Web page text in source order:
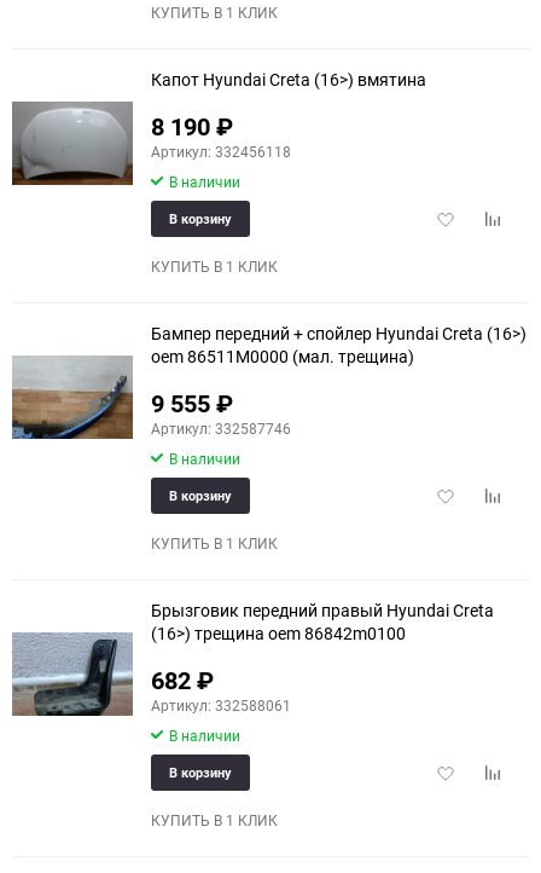
КУПИТЬ В 1 КЛИК
Капот Hyundai Creta (16>) вмятина
8 190₽
Артикул: 332456118
В наличии
Добавить
В корзину
КУПИТЬ В 1 КЛИК
Бампер передний + спойлер Hyundai Creta (16>)
oem 86511M0000 (мал. трещина)
9 555₽
Артикул: 332587746
В наличии
Добавить
В корзину
КУПИТЬ В 1 КЛИК
Брызговик передний правый Hyundai Creta
(16>) трещина oem 86842m0100
682₽
Артикул: 332588061
В наличии
Добавить
В корзину
КУПИТЬ В 1 КЛИК